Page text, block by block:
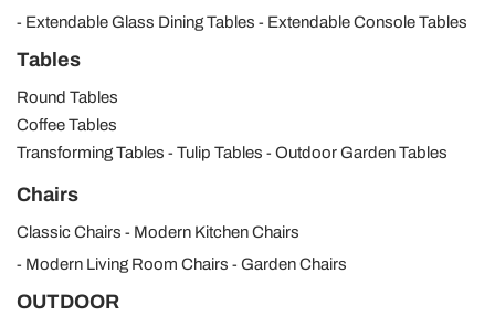
Extendable Glass Dining Tables
Extendable Console Tables
Tables
Round Tables
Coffee Tables
Transforming Tables
Tulip Tables Outdoor Garden Tables
Chairs
Classic Chairs
Modern Kitchen Chairs
Modern Living Room Chairs
Garden Chairs
OUTDOOR